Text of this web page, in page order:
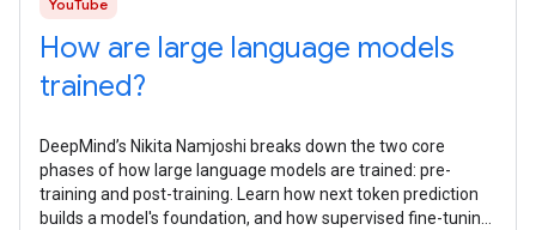
YouTube
How are large language models
trained?
DeepMind’s Nikita Namjoshi breaks ​​down the two core
phases of how large language models are trained: pre-
training and post-training. Learn how next token prediction
builds a model's foundation, and how supervised fine-tuning,